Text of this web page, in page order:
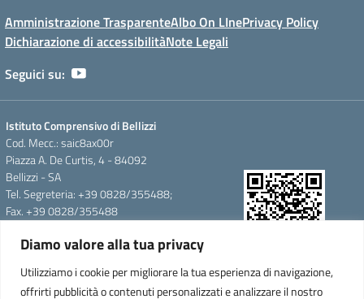
Diamo valore alla tua privacy
Utilizziamo i cookie per migliorare la tua esperienza di navigazione,
offrirti pubblicità o contenuti personalizzati e analizzare il nostro
Amministrazione TrasparenteAlbo On LInePrivacy Policy
Dichiarazione di accessibilitàNote Legali
Seguici su:
Istituto Comprensivo di Bellizzi
Cod. Mecc.: saic8ax00r
Piazza A. De Curtis, 4 - 84092
Bellizzi - SA
Tel. Segreteria: +39 0828/355488;
Fax. +39 0828/355488
pec: saic8ax00r@pec.istruzione.it
Cod.Mecc.:saic8ax00r
WebApp